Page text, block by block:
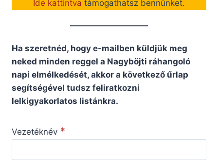
Ide kattintva támogathatsz bennünket.
Ha szeretnéd, hogy e-mailben küldjük meg
neked minden reggel a Nagyböjti ráhangoló
napi elmélkedését, akkor a következő űrlap
segítségével tudsz feliratkozni
lelkigyakorlatos listánkra.
Vezetéknév *